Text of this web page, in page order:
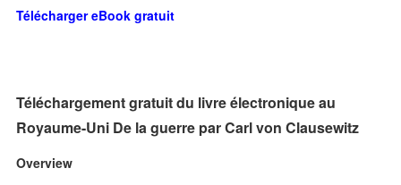
Télécharger eBook gratuit
Téléchargement gratuit du livre électronique au
Royaume-Uni De la guerre par Carl von Clausewitz
Overview